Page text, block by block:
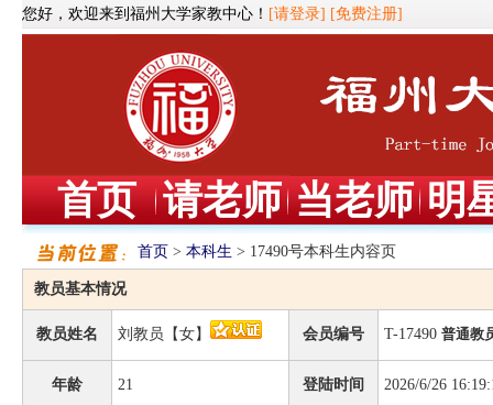
您好，欢迎来到福州大学家教中心！ [请登录] [免费注册]
首页 请老师 当老师 明
首页 > 本科生 > 17490号本科生内容页
教员基本情况
教员姓名 刘教员【女】 会员编号 T-17490 普通教
年龄 21 登陆时间 2026/6/26